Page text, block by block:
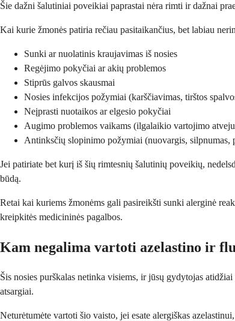
Šie dažni šalutiniai poveikiai paprastai nėra rimti ir dažnai
Kai kurie žmonės patiria rečiau pasitaikančius, bet labiau
Sunki ar nuolatinis kraujavimas iš nosies
Regėjimo pokyčiai ar akių problemos
Stiprūs galvos skausmai
Nosies infekcijos požymiai (karščiavimas, tirštos
Neįprasti nuotaikos ar elgesio pokyčiai
Augimo problemos vaikams (ilgalaikio vartojimo
Antinksčių slopinimo požymiai (nuovargis, silpnumas,
Jei patiriate bet kurį iš šių rimtesnių šalutinių poveikių,
būdą.
Retai kai kuriems žmonėms gali pasireikšti sunki alerginė
kreipkitės medicininės pagalbos.
Kam negalima vartoti azelastino ir
Šis nosies purškalas netinka visiems, ir jūsų gydytojas
atsargiai.
Neturėtumėte vartoti šio vaisto, jei esate alergiškas